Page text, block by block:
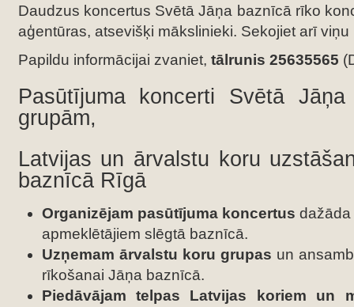
Daudzus koncertus Svētā Jāņa baznīcā rīko
aģentūras, atsevišķi mākslinieki. Sekojiet arī viņu
Papildu informācijai zvaniet, tālrunis 25635565
Pasūtījuma koncerti Svētā
grupām,
Latvijas un ārvalstu koru
baznīcā Rīgā
Organizējam pasūtījuma koncertus dažāda
apmeklētājiem slēgtā baznīcā.
Uzņemam ārvalstu koru grupas un
rīkošanai Jāņa baznīcā.
Piedāvājam telpas Latvijas koriem un